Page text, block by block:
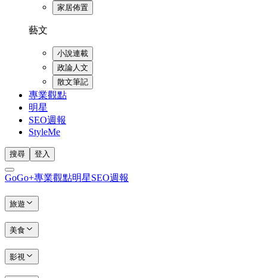
家居佈置
藝文
小說連載
政論人文
散文筆記
專業觀點
明星
SEO週報
StyleMe
搜尋 登入
GoGo+專業觀點明星SEO週報
旅遊
美食
影視